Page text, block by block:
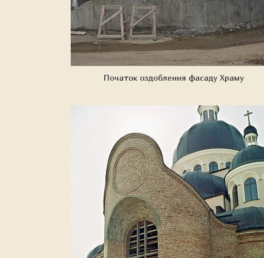
Початок оздоблення фасаду Храму